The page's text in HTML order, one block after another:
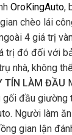
OroKingAuto,
chèo lái
4 giá trị
trị đó đối với
nhà, không
TÍN LÀM ĐẦU
gối đầu giường
Người làm
gian lận